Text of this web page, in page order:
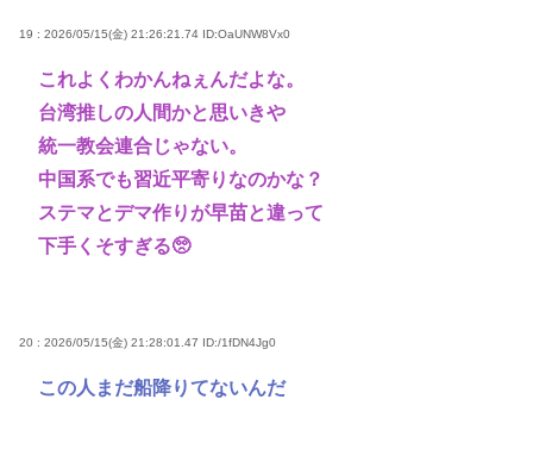
19 : 2026/05/15(金) 21:26:21.74 ID:OaUNW8Vx0
これよくわかんねぇんだよな。
台湾推しの人間かと思いきや
統一教会連合じゃない。
中国系でも習近平寄りなのかな？
ステマとデマ作りが早苗と違って
下手くそすぎる🥺
20 : 2026/05/15(金) 21:28:01.47 ID:/1fDN4Jg0
この人まだ船降りてないんだ